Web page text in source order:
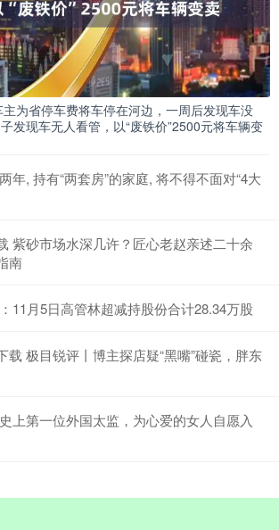
为省停车费将车停在河边，一周后发现车没
发现车无人看管，以“废铁价”2500元将车辆变
年, 持有“两套房”的家庭, 将不得不面对“4大
紫砂市场水深几许？匠心老赵亲述二十余
南
11月5日高管林超减持股份合计28.34万股
载 极目锐评丨博主探店疑“黑嘴”碰瓷，胖东
上第一位外国太监，为心爱的女人自愿入